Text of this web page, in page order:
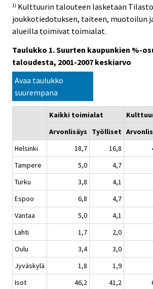
1) Kulttuurin talouteen lasketaan
joukkotiedotuksen, taiteen, muotoilun
alueilla toimivat toimialat.
Taulukko 1. Suurten kaupunkien %-
taloudesta, 2001-2007 keskiarvo
Avaa taulukko
suurempana
Kaikki toimialat
Arvonlisäys
Työlliset
Helsinki
18,7 16,8
Tampere
5,0 4,7
Turku
3,8 4,1
Espoo
6,8 4,7
Vantaa
5,0 4,1
Lahti
1,7 2,0
Oulu
3,4 3,0
Jyväskylä
1,8 1,9
Isot
46,2 41,2